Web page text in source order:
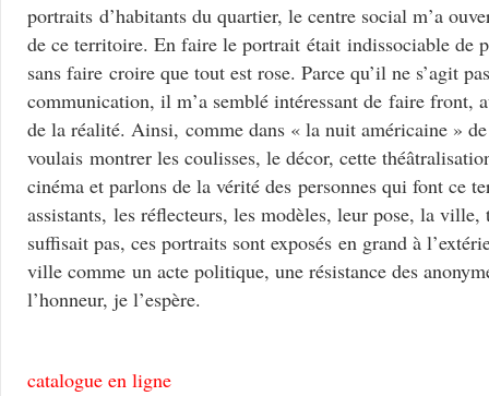
portraits d’habitants du quartier, le centre social m’a
de ce territoire. En faire le portrait était indissociable de
sans faire croire que tout est rose. Parce qu’il ne s’agit
communication, il m’a semblé intéressant de faire front,
de la réalité. Ainsi, comme dans « la nuit américaine »
voulais montrer les coulisses, le décor, cette
cinéma et parlons de la vérité des personnes qui font ce
assistants, les réflecteurs, les modèles, leur pose, la
suffisait pas, ces portraits sont exposés en grand à
ville comme un acte politique, une résistance des
l’honneur, je l’espère.
catalogue en ligne